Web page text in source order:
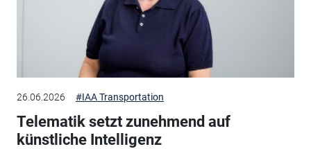
26.06.2026 #IAA Transportation
Telematik setzt zunehmend auf
künstliche Intelligenz